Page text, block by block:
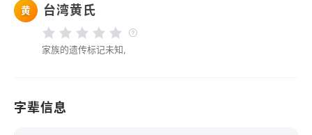
黄 台湾黄氏
家族的遗传标记未知,
字辈信息